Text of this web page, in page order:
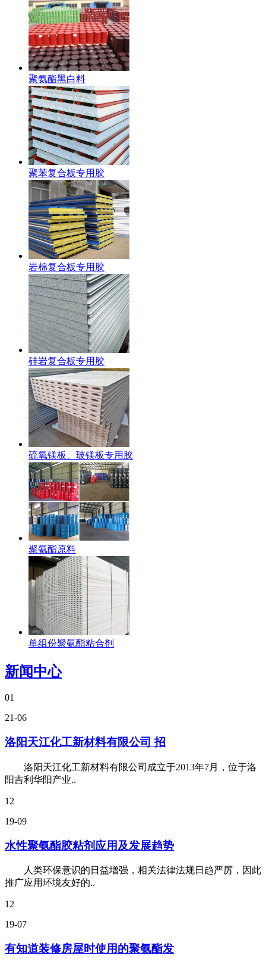
聚氨酯黑白料
聚苯复合板专用胶
岩棉复合板专用胶
硅岩复合板专用胶
硫氧镁板、玻镁板专用胶
聚氨酯原料
单组份聚氨酯粘合剂
新闻中心
01
21-06
洛阳天江化工新材料有限公司 招
洛阳天江化工新材料有限公司成立于2013年7月，位于洛
阳吉利华阳产业..
12
19-09
水性聚氨酯胶粘剂应用及发展趋势
人类环保意识的日益增强，相关法律法规日趋严厉，因此
推广应用环境友好的..
12
19-07
有知道装修房屋时使用的聚氨酯发